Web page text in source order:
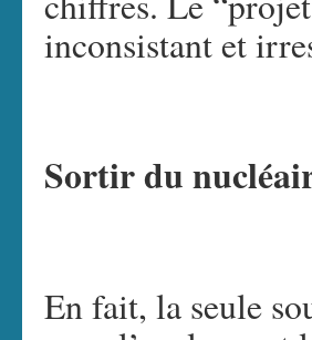
inconsistant et
Sortir du
En fait, la seule